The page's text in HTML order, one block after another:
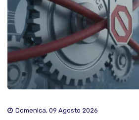
Domenica, 09 Agosto 2026